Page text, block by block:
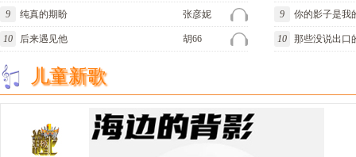
9 纯真的期盼 张彦妮
10 后来遇见他 胡66
9 你的影子是我
10 那些没说出口
儿童新歌